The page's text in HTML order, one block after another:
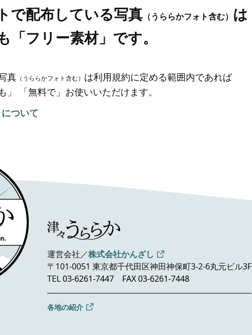
で配布している写真 （うららかフォト含む） は
「フリー素材」です。
真 （うららかフォト含む） は利用規約に定める範囲内であれば
」 「無料で」お使いいただけます。
ついて
運営会社／株式会社かんざし
〒101-0051 東京都千代田区神田神保町3-2-6丸元ビル3F
TEL03-6261-7447 FAX 03-6261-7448
各地の紹介